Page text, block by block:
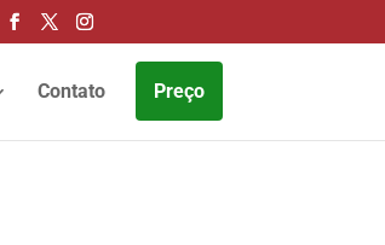
Contato Preço